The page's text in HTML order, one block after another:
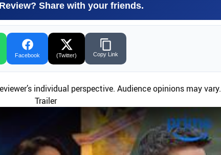
Share with your friends.
Facebook (Twitter) Copy Link
individual perspective. Audience opinions may vary.
Trailer